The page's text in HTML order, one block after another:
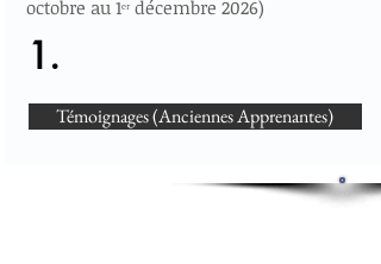
octobre au 1ᵉʳ décembre 2026)
1.
Témoignages (Anciennes Apprenantes)